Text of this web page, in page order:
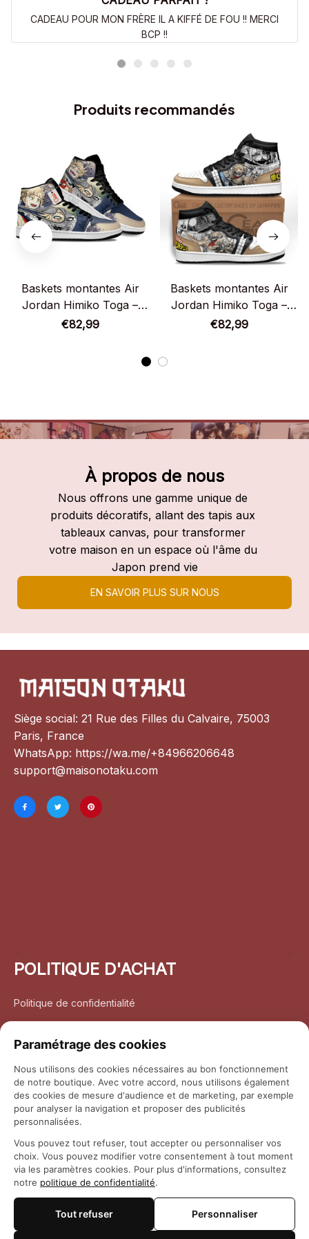
CADEAU POUR MON FRÈRE IL A KIFFÉ DE FOU !! MERCI
BCP !!
Produits recommandés
Baskets montantes Air
Jordan Himiko Toga –
Chaussures montantes
€82,99
Baskets montantes Air
Jordan Himiko Toga –
Chaussures montantes
€82,99
À propos de nous
Nous offrons une gamme unique de
produits décoratifs, allant des tapis aux
tableaux canvas, pour transformer
votre maison en un espace où l'âme du
Japon prend vie
EN SAVOIR PLUS SUR NOUS
Siège social: 21 Rue des Filles du Calvaire, 75003
Paris, France
WhatsApp: https://wa.me/+84966206648
support@maisonotaku.com
POLITIQUE D'ACHAT
Politique de confidentialité
Politique de retour et remboursement
Coordonnées
Questions fréquemment posées
© 2026 Maison Otaku
Paramétrage des cookies
Nous utilisons des cookies nécessaires au bon fonctionnement
de notre boutique. Avec votre accord, nous utilisons également
des cookies de mesure d'audience et de marketing, par exemple
pour analyser la navigation et proposer des publicités
personnalisées.
Vous pouvez tout refuser, tout accepter ou personnaliser vos
choix. Vous pouvez modifier votre consentement à tout moment
via les paramètres cookies. Pour plus d'informations, consultez
notre politique de confidentialité.
Tout refuser Personnaliser